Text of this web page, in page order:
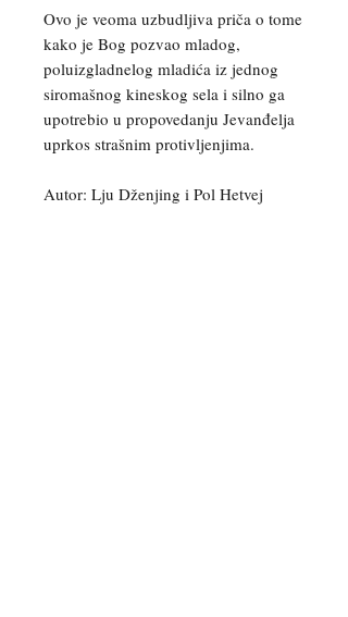
Ovo je veoma uzbudljiva priča o tome
kako je Bog pozvao mladog,
poluizgladnelog mladića iz jednog
siromašnog kineskog sela i silno ga
upotrebio u propovedanju Jevanđelja
uprkos strašnim protivljenjima.
Autor: Lju Dženjing i Pol Hetvej